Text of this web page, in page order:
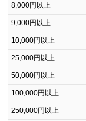
8,000円以上
9,000円以上
10,000円以上
25,000円以上
50,000円以上
100,000円以上
250,000円以上